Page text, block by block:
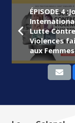
ÉPISODE 4
Lutte
Violences
aux Femmes